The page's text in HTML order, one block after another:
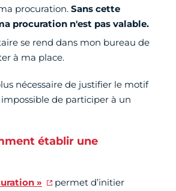
procuration. Sans cette
procuration n'est pas valable.
se rend dans mon bureau de
à ma place.
nécessaire de justifier le motif
de participer à un
établir une
»
permet d’initier